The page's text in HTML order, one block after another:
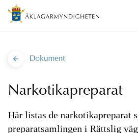
Dokument
Narkotikapreparat
Här listas de narkotikapreparat
preparatsamlingen i Rättslig